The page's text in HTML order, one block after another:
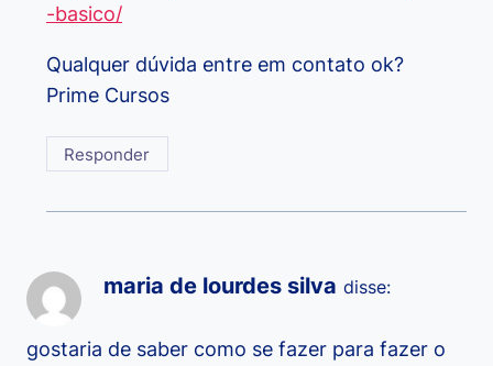
-basico/
Qualquer dúvida entre em contato ok?
Prime Cursos
Responder
maria de lourdes silva disse:
gostaria de saber como se fazer para fazer o